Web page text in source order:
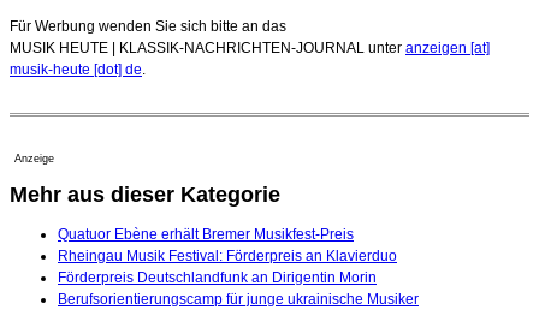
Für Werbung wenden Sie sich bitte an das
MUSIK HEUTE | KLASSIK-NACHRICHTEN-JOURNAL unter anzeigen [at]
musik-heute [dot] de
Anzeige
Mehr aus dieser Kategorie
Quatuor Ebène erhält Bremer Musikfest-Preis
Rheingau Musik Festival: Förderpreis an Klavierduo
Förderpreis Deutschlandfunk an Dirigentin Morin
Berufsorientierungscamp für junge ukrainische Musiker